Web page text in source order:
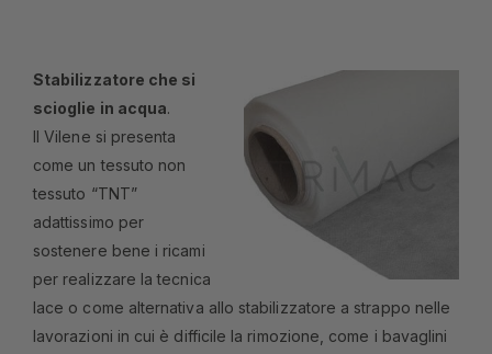
Stabilizzatore che si
scioglie in acqua.
Il Vilene si presenta
come un tessuto non
tessuto “TNT”
adattissimo per
sostenere bene i ricami
per realizzare la tecnica
lace o come alternativa allo stabilizzatore a strappo nelle
lavorazioni in cui è difficile la rimozione, come i bavaglini